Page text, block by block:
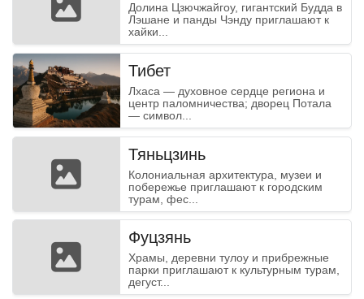
Долина Цзючжайгоу, гигантский Будда в
Лэшане и панды Чэнду приглашают к
хайки...
Тибет
Лхаса — духовное сердце региона и
центр паломничества; дворец Потала
— символ...
Тяньцзинь
Колониальная архитектура, музеи и
побережье приглашают к городским
турам, фес...
Фуцзянь
Храмы, деревни тулоу и прибрежные
парки приглашают к культурным турам,
дегуст...